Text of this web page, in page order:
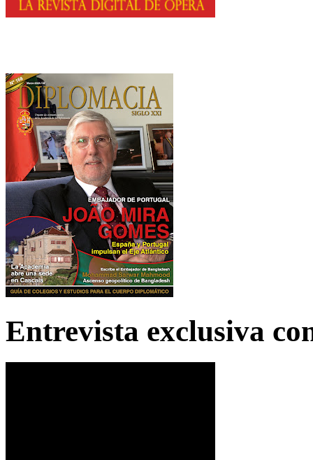
Entrevista exclusiva